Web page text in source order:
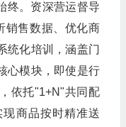
终。资深营运督导
销售数据、优化商
统化培训，涵盖门
心模块，即使是行
依托"1+N"共同配
商品按时精准送